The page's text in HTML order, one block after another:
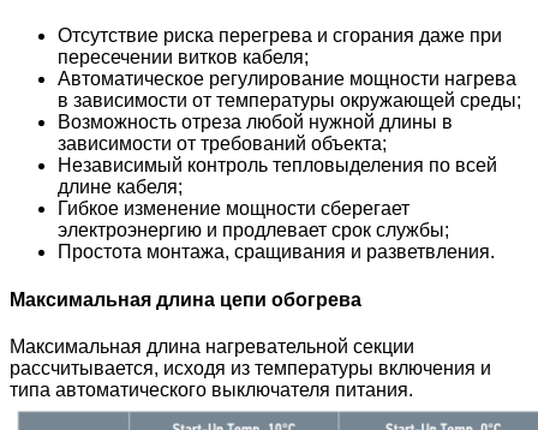
Отсутствие риска перегрева и сгорания даже при
пересечении витков кабеля;
Автоматическое регулирование мощности нагрева
в зависимости от температуры окружающей среды;
Возможность отреза любой нужной длины в
зависимости от требований объекта;
Независимый контроль тепловыделения по всей
длине кабеля;
Гибкое изменение мощности сберегает
электроэнергию и продлевает срок службы;
Простота монтажа, сращивания и разветвления.
Максимальная длина цепи обогрева
Максимальная длина нагревательной секции
рассчитывается, исходя из температуры включения и
типа автоматического выключателя питания.